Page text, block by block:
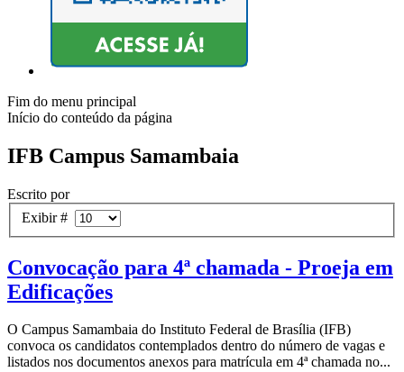
Fim do menu principal
Início do conteúdo da página
IFB Campus Samambaia
Escrito por
Exibir #
Convocação para 4ª chamada - Proeja em
Edificações
O Campus Samambaia do Instituto Federal de Brasília (IFB)
convoca os candidatos contemplados dentro do número de vagas e
listados nos documentos anexos para matrícula em 4ª chamada no...